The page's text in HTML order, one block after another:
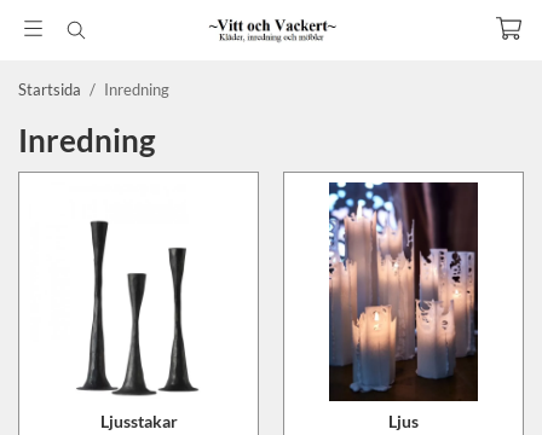
Startsida / Inredning
Inredning
Ljusstakar Ljus